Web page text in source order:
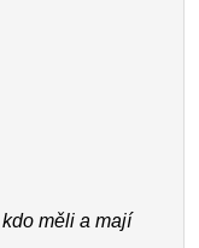
měli a mají